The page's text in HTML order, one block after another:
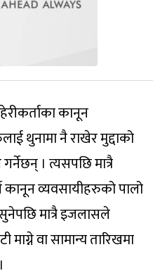
कानून
थुनामा नै राखेर मुद्दाको
। त्यसपछि मात्रै
कानून व्यवसायीहरुको पालो
मात्रै इजलासले
माग्ने वा सामान्य तारिखमा